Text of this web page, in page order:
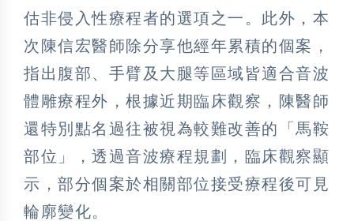
估非侵入性療程者的選項之一。此外，本
次陳信宏醫師除分享他經年累積的個案，
指出腹部、手臂及大腿等區域皆適合音波
體雕療程外，根據近期臨床觀察，陳醫師
還特別點名過往被視為較難改善的「馬鞍
部位」，透過音波療程規劃，臨床觀察顯
示，部分個案於相關部位接受療程後可見
輪廓變化。